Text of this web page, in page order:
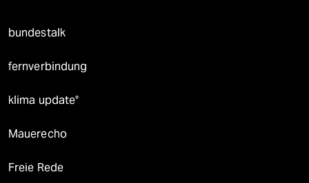
bundestalk
fernverbindung
klima update°
Mauerecho
Freie Rede